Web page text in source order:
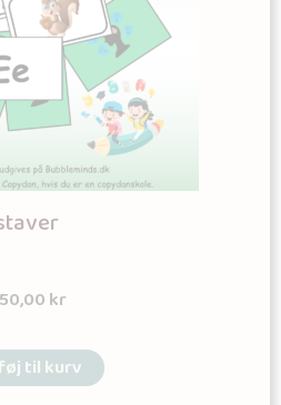
50,00kr
til kurv